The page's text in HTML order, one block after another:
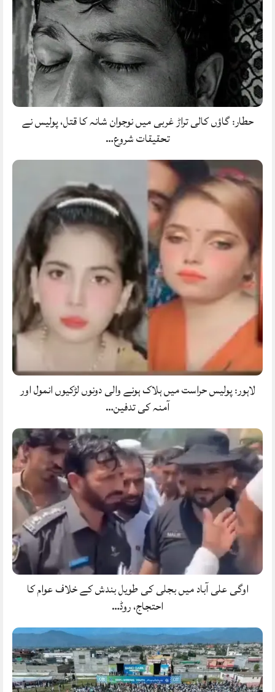
حطار: گاؤں کالی تراڑ غربی میں نوجوان شانہ کا قتل، پولیس نے
تحقیقات شروع…
لاہور: پولیس حراست میں ہلاک ہونے والی دونوں لڑکیوں انمول اور
آمنہ کی تدفین…
اوگی علی آباد میں بجلی کی طویل بندش کے خلاف عوام کا
احتجاج، روڈ…